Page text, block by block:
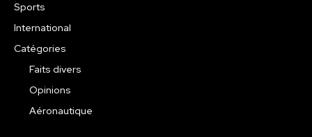
Sports
International
Catégories
Faits divers
Opinions
Aéronautique